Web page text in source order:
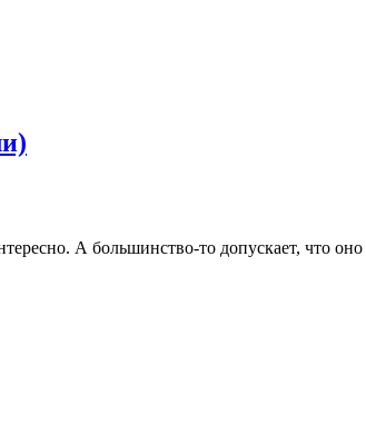
А большинство-то допускает, что